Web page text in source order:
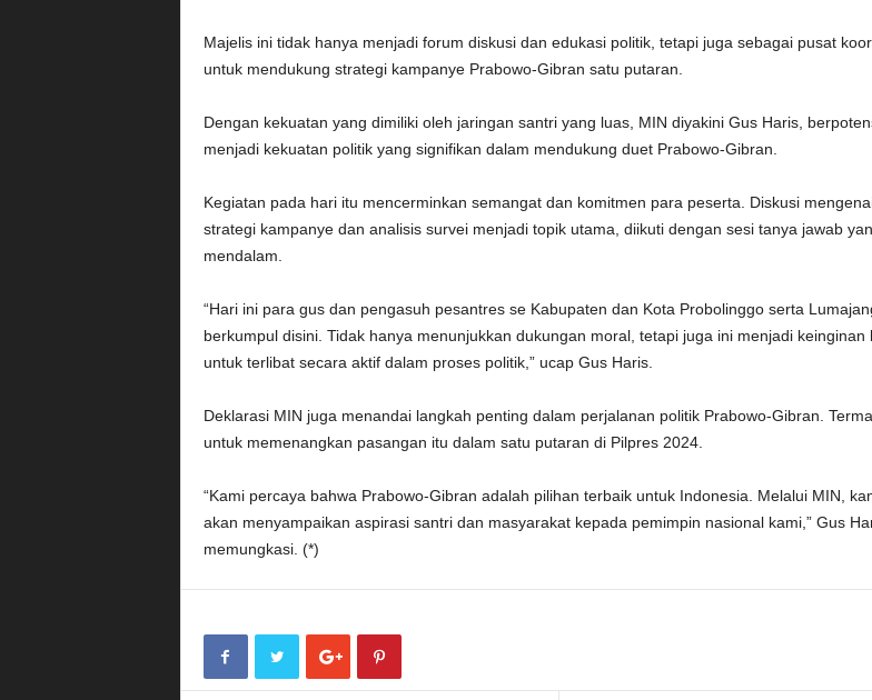
Majelis ini tidak hanya menjadi forum diskusi dan edukasi politik, tetapi juga sebagai pusat
untuk mendukung strategi kampanye Prabowo-Gibran satu putaran.
Dengan kekuatan yang dimiliki oleh jaringan santri yang luas, MIN diyakini Gus Haris,
menjadi kekuatan politik yang signifikan dalam mendukung duet Prabowo-Gibran.
Kegiatan pada hari itu mencerminkan semangat dan komitmen para peserta. Diskusi
strategi kampanye dan analisis survei menjadi topik utama, diikuti dengan sesi tanya jawab
mendalam.
“Hari ini para gus dan pengasuh pesantres se Kabupaten dan Kota Probolinggo serta
berkumpul disini. Tidak hanya menunjukkan dukungan moral, tetapi juga ini menjadi keinginan
untuk terlibat secara aktif dalam proses politik,” ucap Gus Haris.
Deklarasi MIN juga menandai langkah penting dalam perjalanan politik Prabowo-Gibran.
untuk memenangkan pasangan itu dalam satu putaran di Pilpres 2024.
“Kami percaya bahwa Prabowo-Gibran adalah pilihan terbaik untuk Indonesia. Melalui MIN,
akan menyampaikan aspirasi santri dan masyarakat kepada pemimpin nasional kami,” Gus
memungkasi. (*)